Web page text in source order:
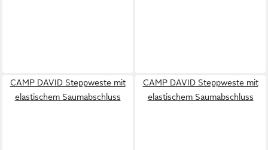
CAMP DAVID Steppweste mit
elastischem Saumabschluss
CAMP DAVID Steppweste mit
elastischem Saumabschluss